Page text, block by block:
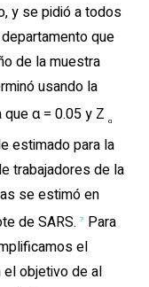
y se pidió a todos
que
de la muestra
usando la
que α = 0.05 y Z α
estimado para la
trabajadores de la
se estimó en
de SARS. 7 Para
el
el objetivo de al